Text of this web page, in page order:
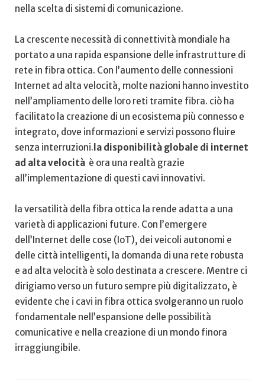
nella⁤ scelta di sistemi ​di ⁣comunicazione.
La ‍crescente necessità​ di connettività⁤ mondiale ha
portato a⁤ una rapida ⁣espansione ​delle ​infrastrutture di
rete in⁤ fibra ottica. Con l’aumento delle connessioni
Internet ad alta velocità, molte nazioni hanno investito
nell’ampliamento delle loro ​reti tramite fibra. ciò ha
facilitato la creazione​ di un ecosistema⁢ più connesso e⁣
integrato, dove ‍informazioni e servizi possono fluire‍
senza interruzioni. la disponibilità globale di internet
ad alta velocità ⁢ è ora una⁤ realtà grazie⁣
all’implementazione di questi cavi innovativi.
la versatilità ​della fibra ‌ottica la rende adatta a una​
varietà ​di applicazioni future. ​Con l’emergere
dell’Internet delle cose (IoT), dei veicoli autonomi⁤ e
delle città‌ intelligenti, la domanda di una rete robusta
e ad alta velocità è solo destinata‍ a crescere. Mentre ci⁣
dirigiamo verso un futuro sempre più‍ digitalizzato, è
evidente ‍che i cavi in‍ fibra ottica svolgeranno un ruolo
fondamentale nell’espansione delle possibilità‌
comunicative e nella creazione ⁤di un mondo finora
‍irraggiungibile.